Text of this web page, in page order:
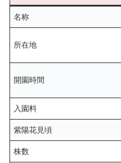
名称
所在地
開園時間
入園料
紫陽花見頃
株数